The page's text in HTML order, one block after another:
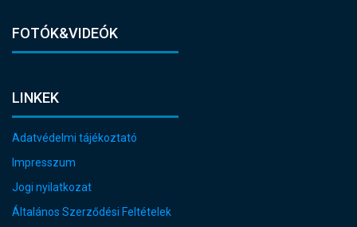
FOTÓK&VIDEÓK
LINKEK
Adatvédelmi tájékoztató
Impresszum
Jogi nyilatkozat
Általános Szerződési Feltételek